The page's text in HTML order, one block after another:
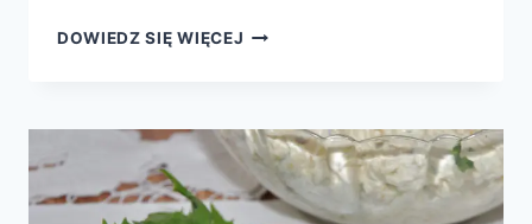
DOWIEDZ SIĘ WIĘCEJ SAŁATKA
CZOSNKIEM